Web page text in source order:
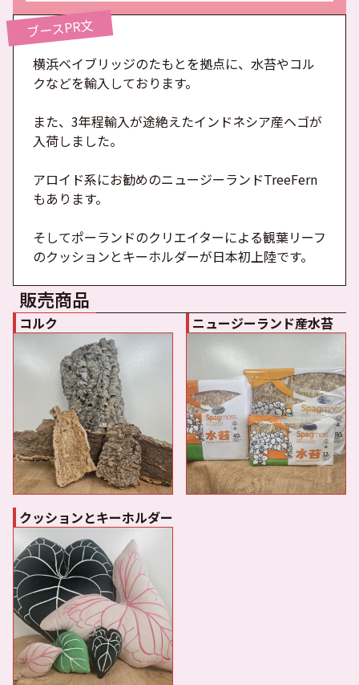
ブースPR文
横浜ベイブリッジのたもとを拠点に、水苔やコル
クなどを輸入しております。
また、3年程輸入が途絶えたインドネシア産ヘゴが
入荷しました。
アロイド系にお勧めのニュージーランドTreeFern
もあります。
そしてポーランドのクリエイターによる観葉リーフ
のクッションとキーホルダーが日本初上陸です。
販売商品
コルク ニュージーランド産水苔
クッションとキーホルダー